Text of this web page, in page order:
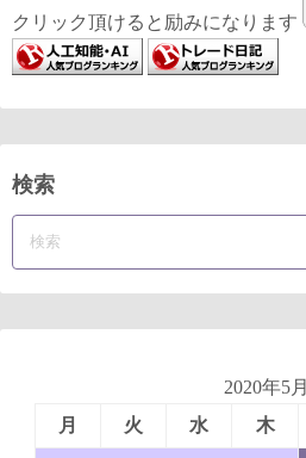
クリック頂けると励みになります
検索
2020年5月
月
火 水 木